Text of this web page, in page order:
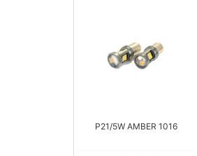
P21/5W AMBER 1016